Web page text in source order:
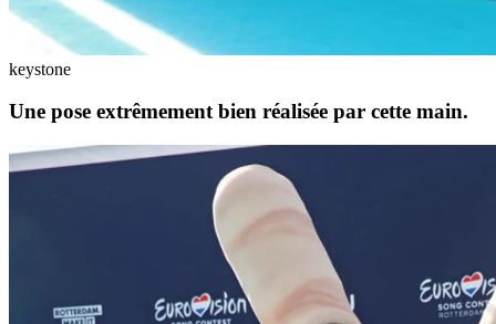
keystone
Une pose extrêmement bien réalisée par cette main.